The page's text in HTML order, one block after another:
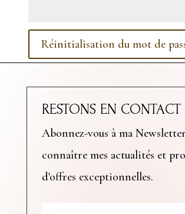
Réinitialisation du mot de
RESTONS EN CONTACT
Abonnez-vous à ma
connaître mes actualités et
d'offres exceptionnelles.